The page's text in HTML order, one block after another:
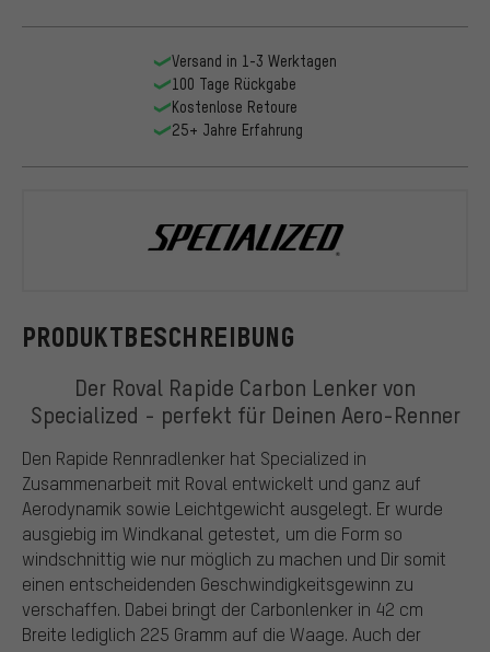
PRODUKTBESCHREIBUNG
Der Roval Rapide Carbon Lenker von
Specialized - perfekt für Deinen Aero-Renner
Den Rapide Rennradlenker hat Specialized in
Zusammenarbeit mit Roval entwickelt und ganz auf
Aerodynamik sowie Leichtgewicht ausgelegt. Er wurde
ausgiebig im Windkanal getestet, um die Form so
windschnittig wie nur möglich zu machen und Dir somit
einen entscheidenden Geschwindigkeitsgewinn zu
verschaffen. Dabei bringt der Carbonlenker in 42 cm
Breite lediglich 225 Gramm auf die Waage. Auch der
Versand in 1-3 Werktagen
100 Tage Rückgabe
Kostenlose Retoure
25+ Jahre Erfahrung